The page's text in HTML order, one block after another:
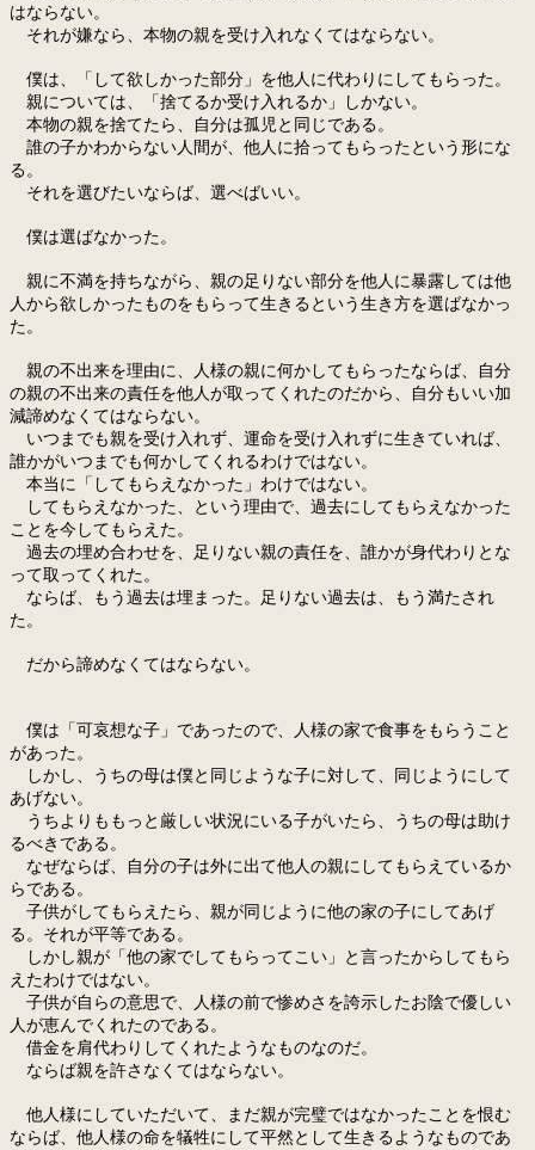
はならない。
それが嫌なら、本物の親を受け入れなくてはならない。
僕は、「して欲しかった部分」を他人に代わりにしてもらった。
親については、「捨てるか受け入れるか」しかない。
本物の親を捨てたら、自分は孤児と同じである。
誰の子かわからない人間が、他人に拾ってもらったという形にな
る。
それを選びたいならば、選べばいい。
僕は選ばなかった。
親に不満を持ちながら、親の足りない部分を他人に暴露しては他
人から欲しかったものをもらって生きるという生き方を選ばなかっ
た。
親の不出来を理由に、人様の親に何かしてもらったならば、自分
の親の不出来の責任を他人が取ってくれたのだから、自分もいい加
減諦めなくてはならない。
いつまでも親を受け入れず、運命を受け入れずに生きていれば、
誰かがいつまでも何かしてくれるわけではない。
本当に「してもらえなかった」わけではない。
してもらえなかった、という理由で、過去にしてもらえなかった
ことを今してもらえた。
過去の埋め合わせを、足りない親の責任を、誰かが身代わりとな
って取ってくれた。
ならば、もう過去は埋まった。足りない過去は、もう満たされ
た。
だから諦めなくてはならない。
僕は「可哀想な子」であったので、人様の家で食事をもらうこと
があった。
しかし、うちの母は僕と同じような子に対して、同じようにして
あげない。
うちよりももっと厳しい状況にいる子がいたら、うちの母は助け
るべきである。
なぜならば、自分の子は外に出て他人の親にしてもらえているか
らである。
子供がしてもらえたら、親が同じように他の家の子にしてあげ
る。それが平等である。
しかし親が「他の家でしてもらってこい」と言ったからしてもら
えたわけではない。
子供が自らの意思で、人様の前で惨めさを誇示したお陰で優しい
人が恵んでくれたのである。
借金を肩代わりしてくれたようなものなのだ。
ならば親を許さなくてはならない。
他人様にしていただいて、まだ親が完璧ではなかったことを恨む
ならば、他人様の命を犠牲にして平然として生きるようなものであ